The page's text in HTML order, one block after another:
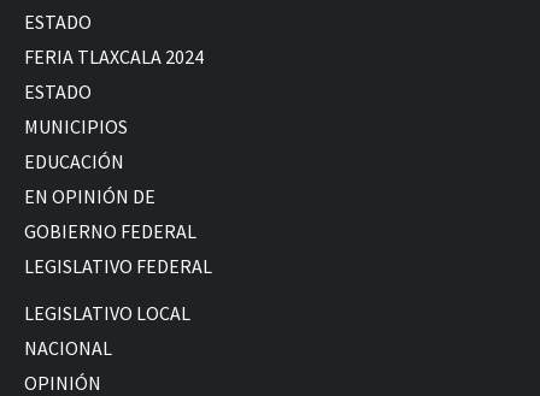
ESTADO
FERIA TLAXCALA 2024
ESTADO
MUNICIPIOS
EDUCACIÓN
EN OPINIÓN DE
GOBIERNO FEDERAL
LEGISLATIVO FEDERAL
LEGISLATIVO LOCAL
NACIONAL
OPINIÓN